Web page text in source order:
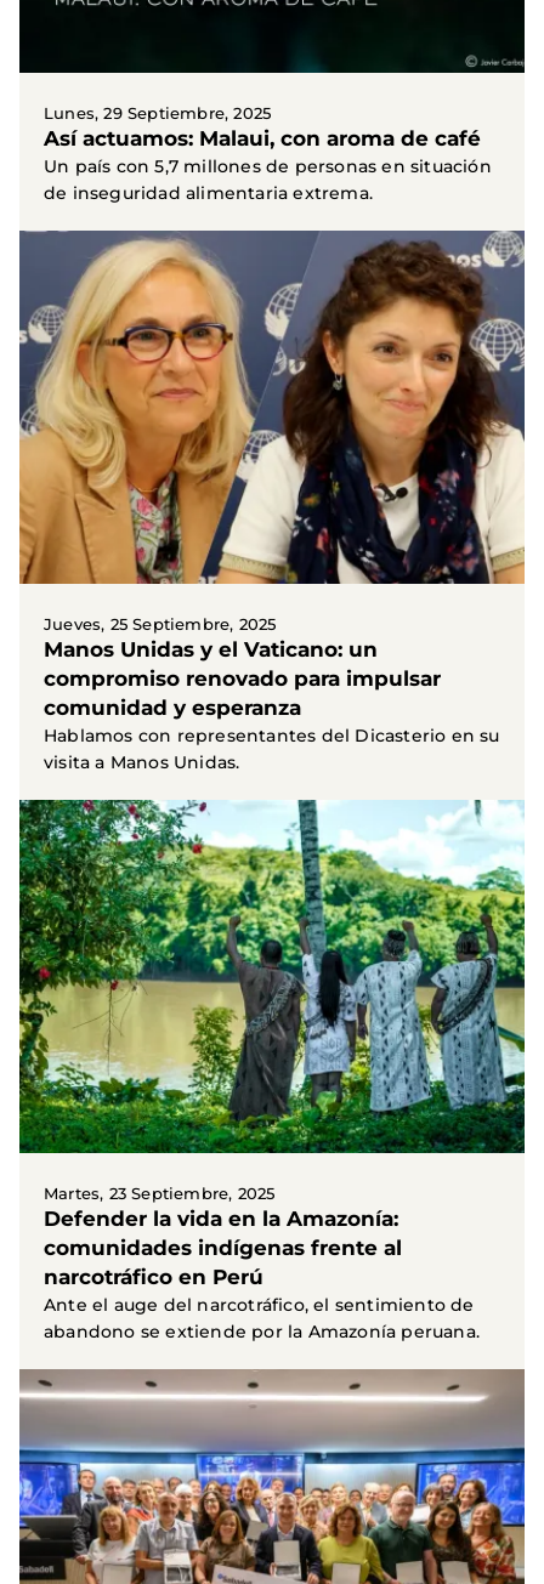
Lunes, 29 Septiembre, 2025
Así actuamos: Malaui, con aroma de café
Un país con 5,7 millones de personas en situación
de inseguridad alimentaria extrema.
Jueves, 25 Septiembre, 2025
Manos Unidas y el Vaticano: un
compromiso renovado para impulsar
comunidad y esperanza
Hablamos con representantes del Dicasterio en su
visita a Manos Unidas.
Martes, 23 Septiembre, 2025
Defender la vida en la Amazonía:
comunidades indígenas frente al
narcotráfico en Perú
Ante el auge del narcotráfico, el sentimiento de
abandono se extiende por la Amazonía peruana.